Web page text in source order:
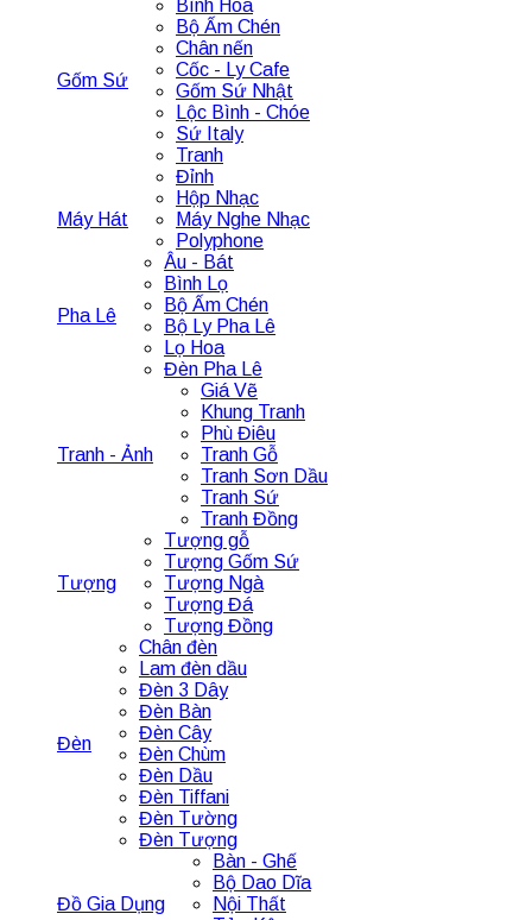
Gốm Sứ
Bình Hoa
Bộ Ấm Chén
Chân nến
Cốc - Ly Cafe
Gốm Sứ Nhật
Lộc Bình - Chóe
Sứ Italy
Tranh
Đỉnh
Máy Hát
Hộp Nhạc
Máy Nghe Nhạc
Polyphone
Pha Lê
Âu - Bát
Bình Lọ
Bộ Ấm Chén
Bộ Ly Pha Lê
Lọ Hoa
Đèn Pha Lê
Tranh - Ảnh
Giá Vẽ
Khung Tranh
Phù Điêu
Tranh Gỗ
Tranh Sơn Dầu
Tranh Sứ
Tranh Đồng
Tượng
Tượng gỗ
Tượng Gốm Sứ
Tượng Ngà
Tượng Đá
Tượng Đồng
Đèn
Chân đèn
Lam đèn dầu
Đèn 3 Dây
Đèn Bàn
Đèn Cây
Đèn Chùm
Đèn Dầu
Đèn Tiffani
Đèn Tường
Đèn Tượng
Đồ Gia Dụng
Bàn - Ghế
Bộ Dao Dĩa
Nội Thất